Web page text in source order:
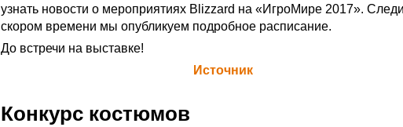
узнать новости о мероприятиях Blizzard на «ИгроМире 2017».
скором времени мы опубликуем подробное расписание.
До встречи на выставке!
Источник
Конкурс костюмов